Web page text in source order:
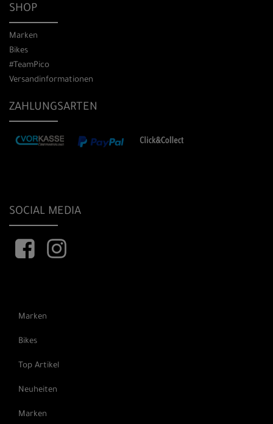
SHOP
Marken
Bikes
#TeamPico
Versandinformationen
ZAHLUNGSARTEN
SOCIAL MEDIA
Marken
Bikes
Top Artikel
Neuheiten
Marken